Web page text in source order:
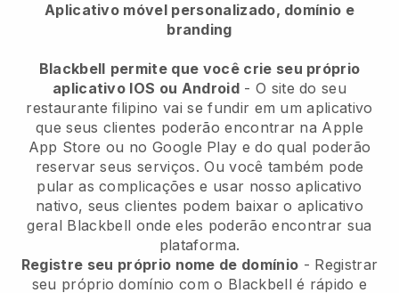
Aplicativo móvel personalizado, domínio e
branding
Blackbell permite que você crie seu próprio
aplicativo IOS ou Android- O site do seu
restaurante filipino vai se fundir em um aplicativo
que seus clientes poderão encontrar na Apple
App Store ou no Google Play e do qual poderão
reservar seus serviços. Ou você também pode
pular as complicações e usar nosso aplicativo
nativo, seus clientes podem baixar o aplicativo
geral Blackbell onde eles poderão encontrar sua
plataforma.
Registre seu próprio nome de domínio - Registrar
seu próprio domínio com o Blackbell é rápido e